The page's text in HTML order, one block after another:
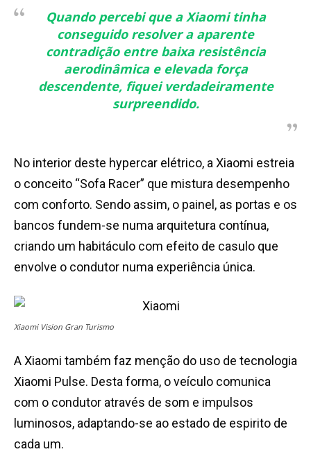
Quando percebi que a Xiaomi tinha
conseguido resolver a aparente
contradição entre baixa resistência
aerodinâmica e elevada força
descendente, fiquei verdadeiramente
surpreendido.
No interior deste hypercar elétrico, a Xiaomi estreia
o conceito “Sofa Racer” que mistura desempenho
com conforto. Sendo assim, o painel, as portas e os
bancos fundem-se numa arquitetura contínua,
criando um habitáculo com efeito de casulo que
envolve o condutor numa experiência única.
Xiaomi Vision Gran Turismo
A Xiaomi também faz menção do uso de tecnologia
Xiaomi Pulse. Desta forma, o veículo comunica
com o condutor através de som e impulsos
luminosos, adaptando-se ao estado de espirito de
cada um.